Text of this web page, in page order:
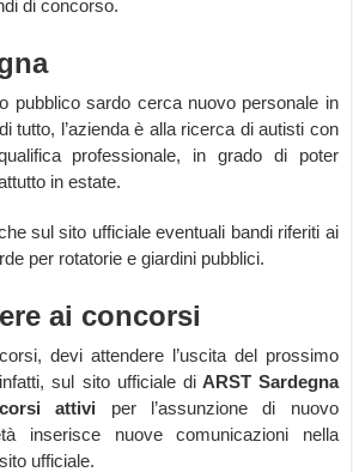
di concorso.
pubblico sardo cerca nuovo personale in
tutto, l’azienda è alla ricerca di autisti con
professionale, in grado di poter
in estate.
sul sito ufficiale eventuali bandi riferiti ai
per rotatorie e giardini pubblici.
ai concorsi
devi attendere l’uscita del prossimo
sul sito ufficiale diARST Sardegna
attivi per l’assunzione di nuovo
inserisce nuove comunicazioni nella
ufficiale.